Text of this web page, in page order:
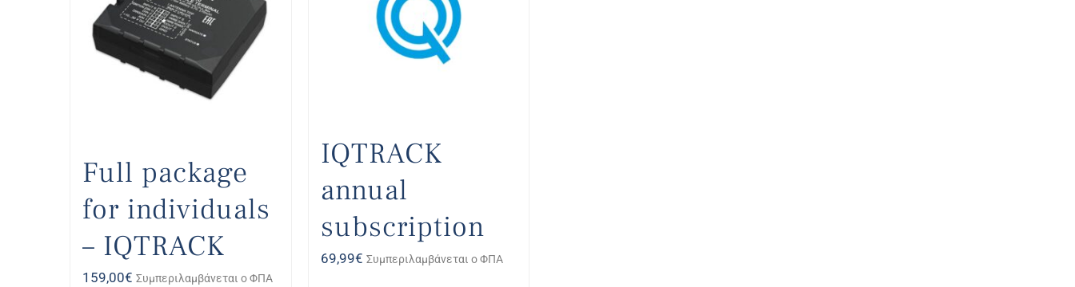
Full package
for individuals
– IQTRACK
159,00€ Συμπεριλαμβάνεται ο ΦΠΑ
IQTRACK
annual
subscription
69,99€ Συμπεριλαμβάνεται ο ΦΠΑ